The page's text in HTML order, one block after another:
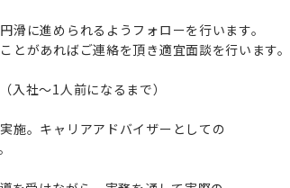
滑に進められるようフォローを行います。
とがあればご連絡を頂き適宜面談を行います。
社～1人前になるまで）
施。キャリアアドバイザーとしての